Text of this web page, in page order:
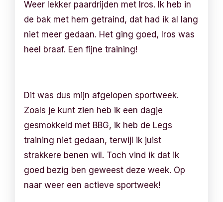
Weer lekker paardrijden met Iros. Ik heb in
de bak met hem getraind, dat had ik al lang
niet meer gedaan. Het ging goed, Iros was
heel braaf. Een fijne training!
Dit was dus mijn afgelopen sportweek.
Zoals je kunt zien heb ik een dagje
gesmokkeld met BBG, ik heb de Legs
training niet gedaan, terwijl ik juist
strakkere benen wil. Toch vind ik dat ik
goed bezig ben geweest deze week. Op
naar weer een actieve sportweek!